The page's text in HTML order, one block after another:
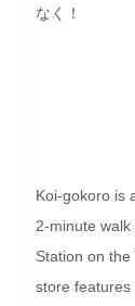
なく！
Koi-gokoro is
2-minute
Station on
store